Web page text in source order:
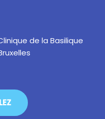
de la Basilique